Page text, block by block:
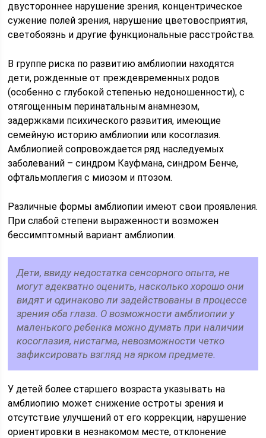
двустороннее нарушение зрения, концентрическое
сужение полей зрения, нарушение цветовосприятия,
светобоязнь и другие функциональные расстройства.
В группе риска по развитию амблиопии находятся
дети, рожденные от преждевременных родов
(особенно с глубокой степенью недоношенности), с
отягощенным перинатальным анамнезом,
задержками психического развития, имеющие
семейную историю амблиопии или косоглазия.
Амблиопией сопровождается ряд наследуемых
заболеваний – синдром Кауфмана, синдром Бенче,
офтальмоплегия с миозом и птозом.
Различные формы амблиопии имеют свои проявления.
При слабой степени выраженности возможен
бессимптомный вариант амблиопии.
Дети, ввиду недостатка сенсорного опыта, не
могут адекватно оценить, насколько хорошо они
видят и одинаково ли задействованы в процессе
зрения оба глаза. О возможности амблиопии у
маленького ребенка можно думать при наличии
косоглазия, нистагма, невозможности четко
зафиксировать взгляд на ярком предмете.
У детей более старшего возраста указывать на
амблиопию может снижение остроты зрения и
отсутствие улучшений от его коррекции, нарушение
ориентировки в незнакомом месте, отклонение